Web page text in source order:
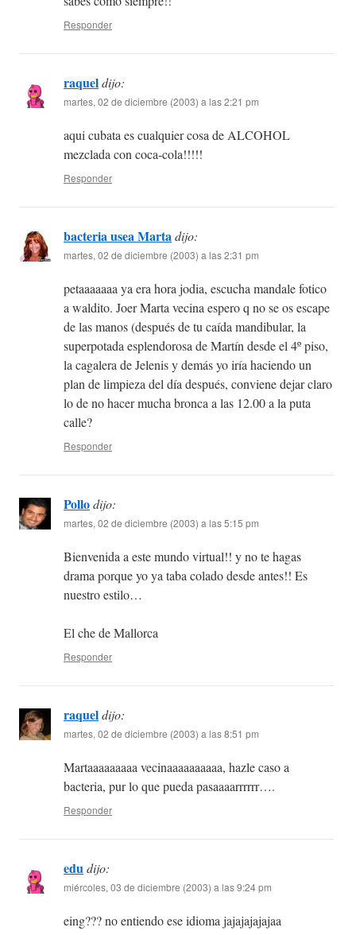
Responder
raqueldijo:
martes, 02 de diciembre (2003) a las 2:21 pm
aqui cubata es cualquier cosa de ALCOHOL
mezclada con coca-cola!!!!!
Responder
bacteria usea Martadijo:
martes, 02 de diciembre (2003) a las 2:31 pm
petaaaaaaa ya era hora jodia, escucha mandale fotico
a waldito. Joer Marta vecina espero q no se os escape
de las manos (después de tu caída mandibular, la
superpotada esplendorosa de Martín desde el 4º piso,
la cagalera de Jelenis y demás yo iría haciendo un
plan de limpieza del día después, conviene dejar claro
lo de no hacer mucha bronca a las 12.00 a la puta
calle?
Responder
Pollodijo:
martes, 02 de diciembre (2003) a las 5:15 pm
Bienvenida a este mundo virtual!! y no te hagas
drama porque yo ya taba colado desde antes!! Es
nuestro estilo…
El che de Mallorca
Responder
raqueldijo:
martes, 02 de diciembre (2003) a las 8:51 pm
Martaaaaaaaaa vecinaaaaaaaaaa, hazle caso a
bacteria, pur lo que pueda pasaaaarrrrrr….
Responder
edudijo:
miércoles, 03 de diciembre (2003) a las 9:24 pm
eing??? no entiendo ese idioma jajajajajajaa